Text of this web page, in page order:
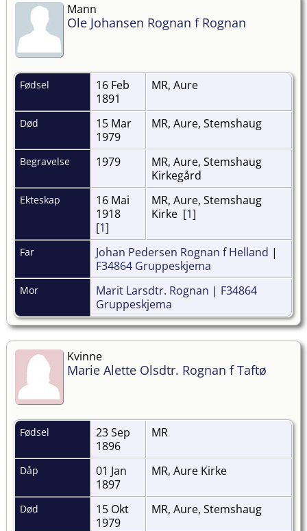
Mann
Ole Johansen Rognan f Rognan
Fødsel
16 Feb
1891
MR, Aure
Død
15 Mar
1979
MR, Aure, Stemshaug
Begravelse 1979
MR, Aure, Stemshaug
Kirkegård
Ekteskap
16 Mai
1918
[1]
MR, Aure, Stemshaug
Kirke [1]
Far Johan Pedersen Rognan f Helland |
F34864 Gruppeskjema
Mor Marit Larsdtr. Rognan | F34864
Gruppeskjema
Kvinne
Marie Alette Olsdtr. Rognan f Taftø
Fødsel
23 Sep
1896
MR
Dåp
01 Jan
1897
MR, Aure Kirke
Død
15 Okt
1979
MR, Aure, Stemshaug